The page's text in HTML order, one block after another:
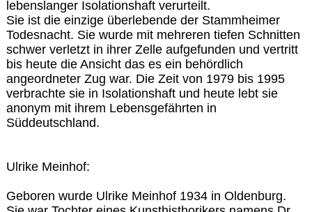
lebenslanger Isolationshaft verurteilt.
Sie ist die einzige überlebende der Stammheimer
Todesnacht. Sie wurde mit mehreren tiefen Schnitten
schwer verletzt in ihrer Zelle aufgefunden und vertritt
bis heute die Ansicht das es ein behördlich
angeordneter Zug war. Die Zeit von 1979 bis 1995
verbrachte sie in Isolationshaft und heute lebt sie
anonym mit ihrem Lebensgefährten in
Süddeutschland.
Ulrike Meinhof:
Geboren wurde Ulrike Meinhof 1934 in Oldenburg.